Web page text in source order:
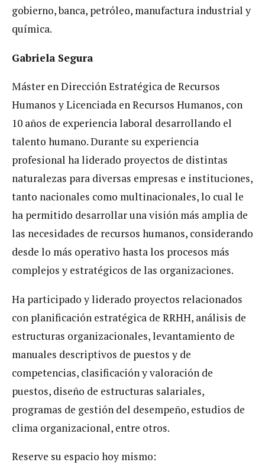
gobierno, banca, petróleo, manufactura industrial y
química.
Gabriela Segura
Máster en Dirección Estratégica de Recursos
Humanos y Licenciada en Recursos Humanos, con
10 años de experiencia laboral desarrollando el
talento humano. Durante su experiencia
profesional ha liderado proyectos de distintas
naturalezas para diversas empresas e instituciones,
tanto nacionales como multinacionales, lo cual le
ha permitido desarrollar una visión más amplia de
las necesidades de recursos humanos, considerando
desde lo más operativo hasta los procesos más
complejos y estratégicos de las organizaciones.
Ha participado y liderado proyectos relacionados
con planificación estratégica de RRHH, análisis de
estructuras organizacionales, levantamiento de
manuales descriptivos de puestos y de
competencias, clasificación y valoración de
puestos, diseño de estructuras salariales,
programas de gestión del desempeño, estudios de
clima organizacional, entre otros.
Reserve su espacio hoy mismo: